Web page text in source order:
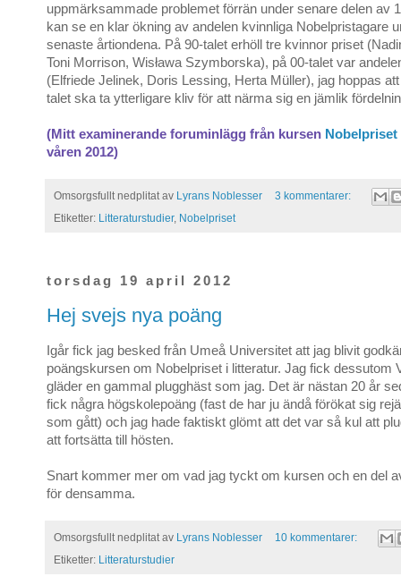
uppmärksammade problemet förrän under senare delen av
kan se en klar ökning av andelen kvinnliga Nobelpristagare
senaste årtiondena. På 90-talet erhöll tre kvinnor priset
Toni Morrison, Wisława Szymborska), på 00-talet var
(Elfriede Jelinek, Doris Lessing, Herta Müller), jag hoppas
talet ska ta ytterligare kliv för att närma sig en jämlik
(Mitt examinerande foruminlägg från kursen
våren 2012)
Omsorgsfullt nedplitat av Lyrans Noblesser
3 kommentarer:
Etiketter: Litteraturstudier, Nobelpriset
torsdag 19 april 2012
Hej svejs nya poäng
Igår fick jag besked från Umeå Universitet att jag blivit
poängskursen om Nobelpriset i litteratur. Jag fick dessutom
gläder en gammal plugghäst som jag. Det är nästan 20 år
fick några högskolepoäng (fast de har ju ändå förökat sig
som gått) och jag hade faktiskt glömt att det var så kul att
att fortsätta till hösten.
Snart kommer mer om vad jag tyckt om kursen och en del
för densamma.
Omsorgsfullt nedplitat av Lyrans Noblesser
10 kommentarer:
Etiketter: Litteraturstudier